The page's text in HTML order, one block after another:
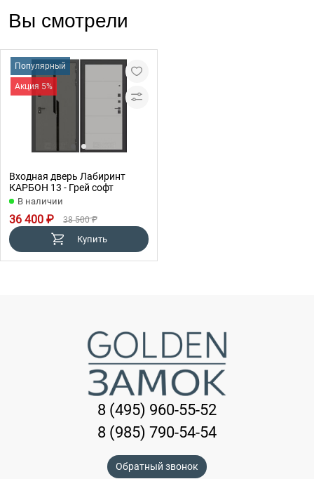
Вы смотрели
Популярный
Акция 5%
Входная дверь Лабиринт
КАРБОН 13 - Грей софт
В наличии
36 400 ₽ 38 500 ₽
Купить
8 (495) 960-55-52
8 (985) 790-54-54
Обратный звонок